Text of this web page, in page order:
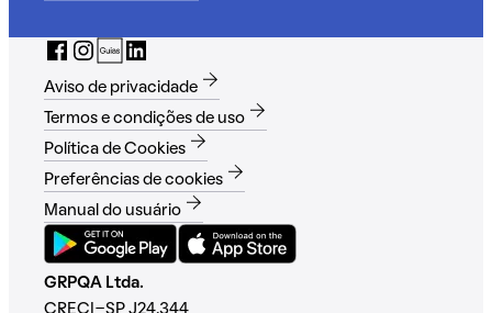
Aviso de privacidade
Termos e condições de uso
Política de Cookies
Preferências de cookies
Manual do usuário
GRPQA Ltda.